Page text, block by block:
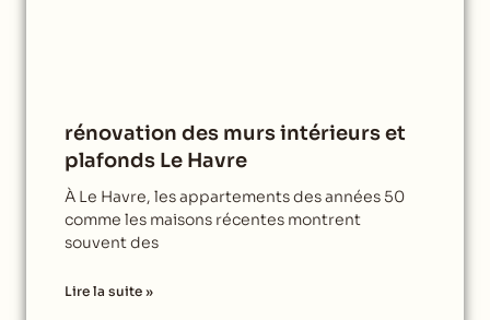
rénovation des murs intérieurs et
plafonds Le Havre
À Le Havre, les appartements des années 50
comme les maisons récentes montrent
souvent des
Lire la suite »